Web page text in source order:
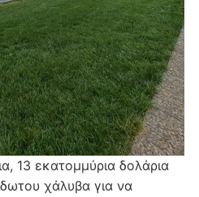
13 εκατομμύρια δολάρια
χάλυβα για να